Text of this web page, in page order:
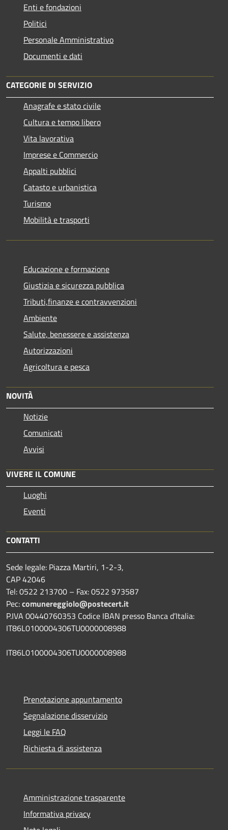
Enti e fondazioni
Politici
Personale Amministrativo
Documenti e dati
CATEGORIE DI SERVIZIO
Anagrafe e stato civile
Cultura e tempo libero
Vita lavorativa
Imprese e Commercio
Appalti pubblici
Catasto e urbanistica
Turismo
Mobilità e trasporti
Educazione e formazione
Giustizia e sicurezza pubblica
Tributi,finanze e contravvenzioni
Ambiente
Salute, benessere e assistenza
Autorizzazioni
Agricoltura e pesca
NOVITÀ
Notizie
Comunicati
Avvisi
VIVERE IL COMUNE
Luoghi
Eventi
CONTATTI
Sede legale: Piazza Martiri, 1-2-3,
CAP 42046
Tel: 0522 213700 – Fax: 0522 973587
Pec:comunereggiolo@postecert.it
P.IVA 00440760353 Codice IBAN presso Banca d’Italia:
IT86L0100004306TU0000008988
IT86L0100004306TU0000008988
Prenotazione appuntamento
Segnalazione disservizio
Leggi le FAQ
Richiesta di assistenza
Amministrazione trasparente
Informativa privacy